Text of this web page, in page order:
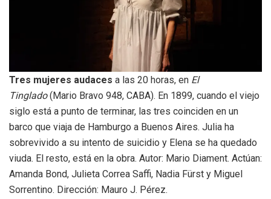
Tres mujeres audaces a las 20 horas, en El
Tinglado(Mario Bravo 948, CABA). En 1899, cuando el viejo
siglo está a punto de terminar, las tres coinciden en un
barco que viaja de Hamburgo a Buenos Aires. Julia ha
sobrevivido a su intento de suicidio y Elena se ha quedado
viuda. El resto, está en la obra. Autor: Mario Diament. Actúan:
Amanda Bond, Julieta Correa Saffi, Nadia Fürst y Miguel
Sorrentino. Dirección: Mauro J. Pérez.